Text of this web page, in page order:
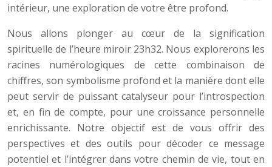
intérieur, une exploration de votre être profond.
Nous allons plonger au cœur de la signification
spirituelle de l’heure miroir 23h32. Nous explorerons les
racines numérologiques de cette combinaison de
chiffres, son symbolisme profond et la manière dont elle
peut servir de puissant catalyseur pour l’introspection
et, en fin de compte, pour une croissance personnelle
enrichissante. Notre objectif est de vous offrir des
perspectives et des outils pour décoder ce message
potentiel et l’intégrer dans votre chemin de vie, tout en